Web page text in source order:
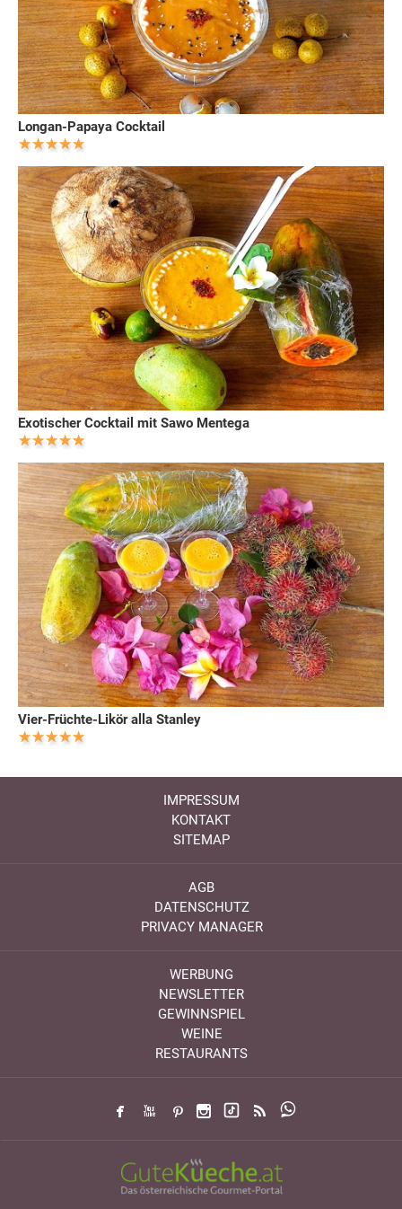
Longan-Papaya Cocktail
Exotischer Cocktail mit Sawo Mentega
Vier-Früchte-Likör alla Stanley
IMPRESSUM
KONTAKT
SITEMAP
AGB
DATENSCHUTZ
PRIVACY MANAGER
WERBUNG
NEWSLETTER
GEWINNSPIEL
WEINE
RESTAURANTS